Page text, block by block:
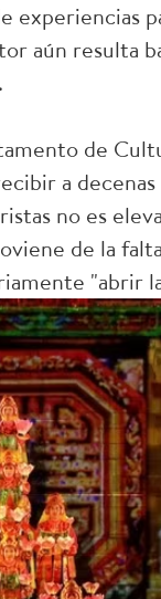
experiencias
aún resulta
de
a
no es
de la
"abrir